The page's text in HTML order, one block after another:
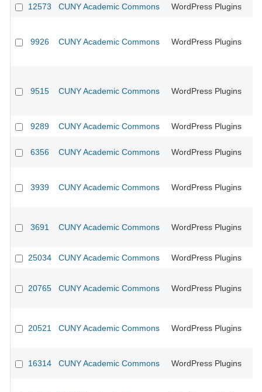
12573 CUNY Academic Commons WordPress Plugins
9926 CUNY Academic Commons WordPress Plugins
9515 CUNY Academic Commons WordPress Plugins
9289 CUNY Academic Commons WordPress Plugins
6356 CUNY Academic Commons WordPress Plugins
3939 CUNY Academic Commons WordPress Plugins
3691 CUNY Academic Commons WordPress Plugins
25034 CUNY Academic Commons WordPress Plugins
20765 CUNY Academic Commons WordPress Plugins
20521 CUNY Academic Commons WordPress Plugins
16314 CUNY Academic Commons WordPress Plugins